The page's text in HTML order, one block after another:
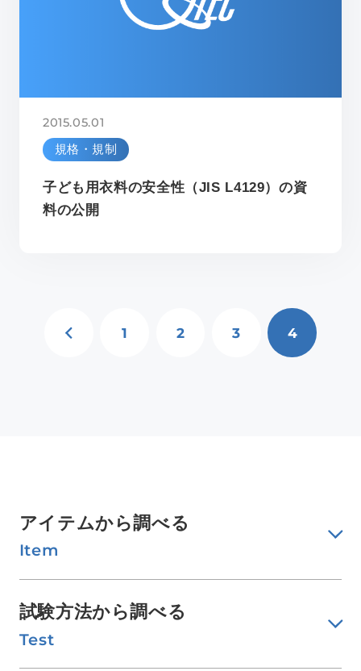
2015.05.01
規格・規制
子ども用衣料の安全性（JIS L4129）の資
料の公開
1 2 3 4
アイテムから調べる
Item
試験方法から調べる
Test